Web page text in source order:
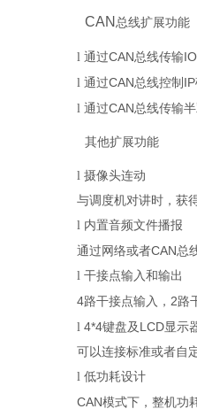
CAN 总线扩展功能
l 通过CAN总线传输IO
l 通过CAN总线控制 IP
l 通过CAN总线传输
其他扩展功能
l 摄像头连动
与调度机对讲时，获
l 内置音频文件播报
通过网络或者CAN总
l 干接点输入和输出
4路干接点输入 ， 2路
l 4*4键盘及 LCD显示
可以连接标准或者自
l 低功耗设计
CAN模式下，整机功